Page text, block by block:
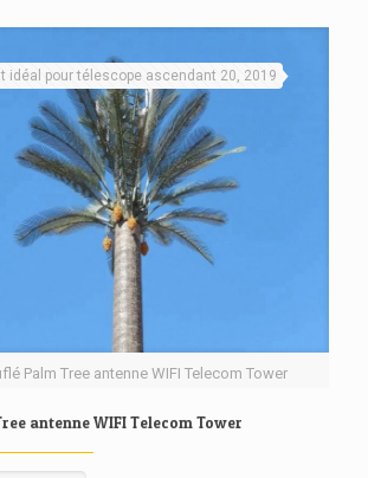
Palm Tree antenne WIFI Telecom Tower
idéal pour télescope ascendant 20, 2019
antenne WIFI Telecom Tower